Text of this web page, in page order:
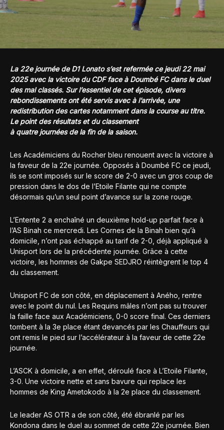
La 22e journée de D1 Lonato s’est refermée ce jeudi 22 mai
2025 avec la victoire du CDF face à Doumbé FC dans le duel
des mal classés. Sur l’essentiel de cet épisode, divers
rebondissements ont été servis avec à l’arrivée, une
redistribution des cartes notamment dans la course au titre.
Le point des résultats et du classement
à quatre journées de la fin de la saison.
Les Académiciens du Rocher bleu renouent avec la victoire à
la faveur de la 22e journée. Opposés à Doumbé FC ce jeudi,
ils se sont imposés sur le score de 2-0 avec un gros coup de
pression dans le dos de l’Etoile Filante qui ne compte
désormais qu’un seul point d’avance sur la zone rouge.
L’Entente 2 a enchaîné un deuxième hold-up parfait face à
l’AS Binah ce mercredi. Les Cornes de la Binah bien qu’à
domicile, n’ont pas échappé au tarif de 2-0, déjà appliqué à
Unisport lors de la précédente journée. Grâce à cette
victoire, les hommes de Gakpe SEDJRO réintègrent le top 4
du classement.
Unisport FC de son côté, en déplacement à Aného, rentre
avec le point du nul. Les Requins mâles n’ont pas su trouver
la faille face aux Académiciens, 0-0 score final. Ces derniers
tombent à la 3e place étant devancés par les Chauffeurs qui
ont remis le pied sur l’accélérateur à la faveur de cette 22e
journée.
L’ASCK à domicile, a en effet, déroulé face à L’Etoile Filante,
3-0. Une victoire nette et sans bavure qui replace les
hommes de King Ametokodo à la 2e place du classement.
Le leader AS OTR a de son côté, été ébranlé par les
Kondona dans le duel au sommet de cette 22e journée. Bien